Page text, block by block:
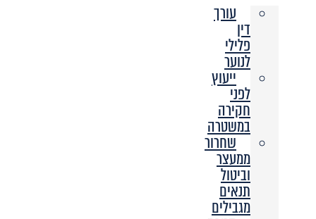
עורך
דין
פלילי
לנוער
ייעוץ
לפני
חקירה
במשטרה
שחרור
ממעצר
וביטול
תנאים
מגבילים